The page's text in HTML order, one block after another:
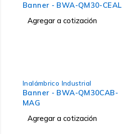
Banner - BWA-QM30-CEAL
Agregar a cotización
Inalámbrico Industrial
Banner - BWA-QM30CAB-
MAG
Agregar a cotización